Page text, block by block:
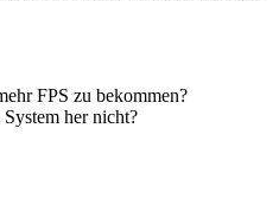
FPS zu bekommen?
her nicht?